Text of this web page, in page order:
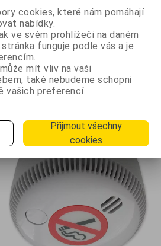
490 Kč
DPH 1 231,40 Kč Skladem
Oblíbené
Autonomní detektor cigaretového
cookies, které nám pomáhají
nabídky.
ve svém prohlížeči na daném
funguje podle vás a je
mít vliv na vaši
také nebudeme schopni
vašich preferencí.
Přijmout všechny
cookies